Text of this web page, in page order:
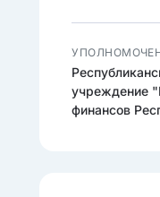
учреждение
финансов